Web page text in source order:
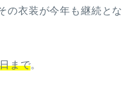
の衣装が今年も継続とな
まで。